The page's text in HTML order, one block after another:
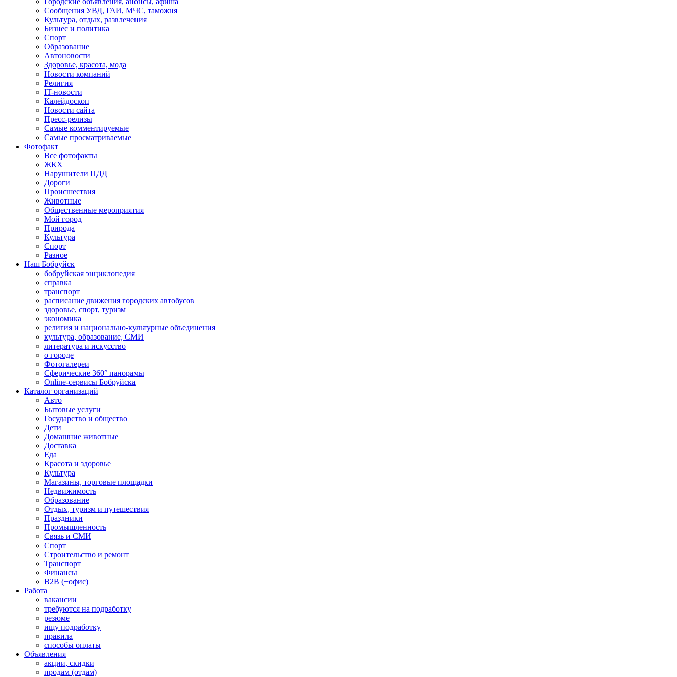
Сообщения УВД, ГАИ, МЧС, таможня
Культура, отдых, развлечения
Бизнес и политика
Спорт
Образование
Автоновости
Здоровье, красота, мода
Новости компаний
Религия
IT-новости
Калейдоскоп
Новости сайта
Пресс-релизы
Самые комментируемые
Самые просматриваемые
Фотофакт
Все фотофакты
ЖКХ
Нарушители ПДД
Дороги
Происшествия
Животные
Общественные мероприятия
Мой город
Природа
Культура
Спорт
Разное
Наш Бобруйск
бобруйская энциклопедия
справка
транспорт
расписание движения городских автобусов
здоровье, спорт, туризм
экономика
религия и национально-культурные объединения
культура, образование, СМИ
литература и искусство
о городе
Фотогалереи
Сферические 360° панорамы
Online-сервисы Бобруйска
Каталог организаций
Авто
Бытовые услуги
Государство и общество
Дети
Домашние животные
Доставка
Еда
Красота и здоровье
Культура
Магазины, торговые площадки
Недвижимость
Образование
Отдых, туризм и путешествия
Праздники
Промышленность
Связь и СМИ
Спорт
Строительство и ремонт
Транспорт
Финансы
B2B (+офис)
Работа
вакансии
требуются на подработку
резюме
ищу подработку
правила
способы оплаты
Объявления
акции, скидки
продам (отдам)